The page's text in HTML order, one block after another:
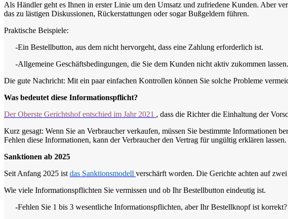
Als Händler geht es Ihnen in erster Linie um den Umsatz und zufriedene Kunden. Aber
das zu lästigen Diskussionen, Rückerstattungen oder sogar Bußgeldern führen.
Praktische Beispiele:
-Ein Bestellbutton, aus dem nicht hervorgeht, dass eine Zahlung erforderlich ist.
-Allgemeine Geschäftsbedingungen, die Sie dem Kunden nicht aktiv zukommen lassen.
Die gute Nachricht: Mit ein paar einfachen Kontrollen können Sie solche Probleme
Was bedeutet diese Informationspflicht?
Der Oberste Gerichtshof entschied im Jahr 2021 , dass die Richter die Einhaltung der
Kurz gesagt: Wenn Sie an Verbraucher verkaufen, müssen Sie bestimmte Informationen
Fehlen diese Informationen, kann der Verbraucher den Vertrag für ungültig erklären lassen.
Sanktionen ab 2025
Seit Anfang 2025 ist das Sanktionsmodell verschärft worden. Die Gerichte achten auf
Wie viele Informationspflichten Sie vermissen und ob Ihr Bestellbutton eindeutig ist.
-Fehlen Sie 1 bis 3 wesentliche Informationspflichten, aber Ihr Bestellknopf ist